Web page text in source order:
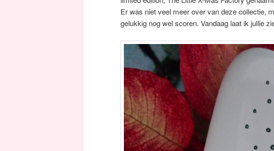
Er was niet veel meer over van deze collectie,
gelukkig nog wel scoren. Vandaag laat ik jullie